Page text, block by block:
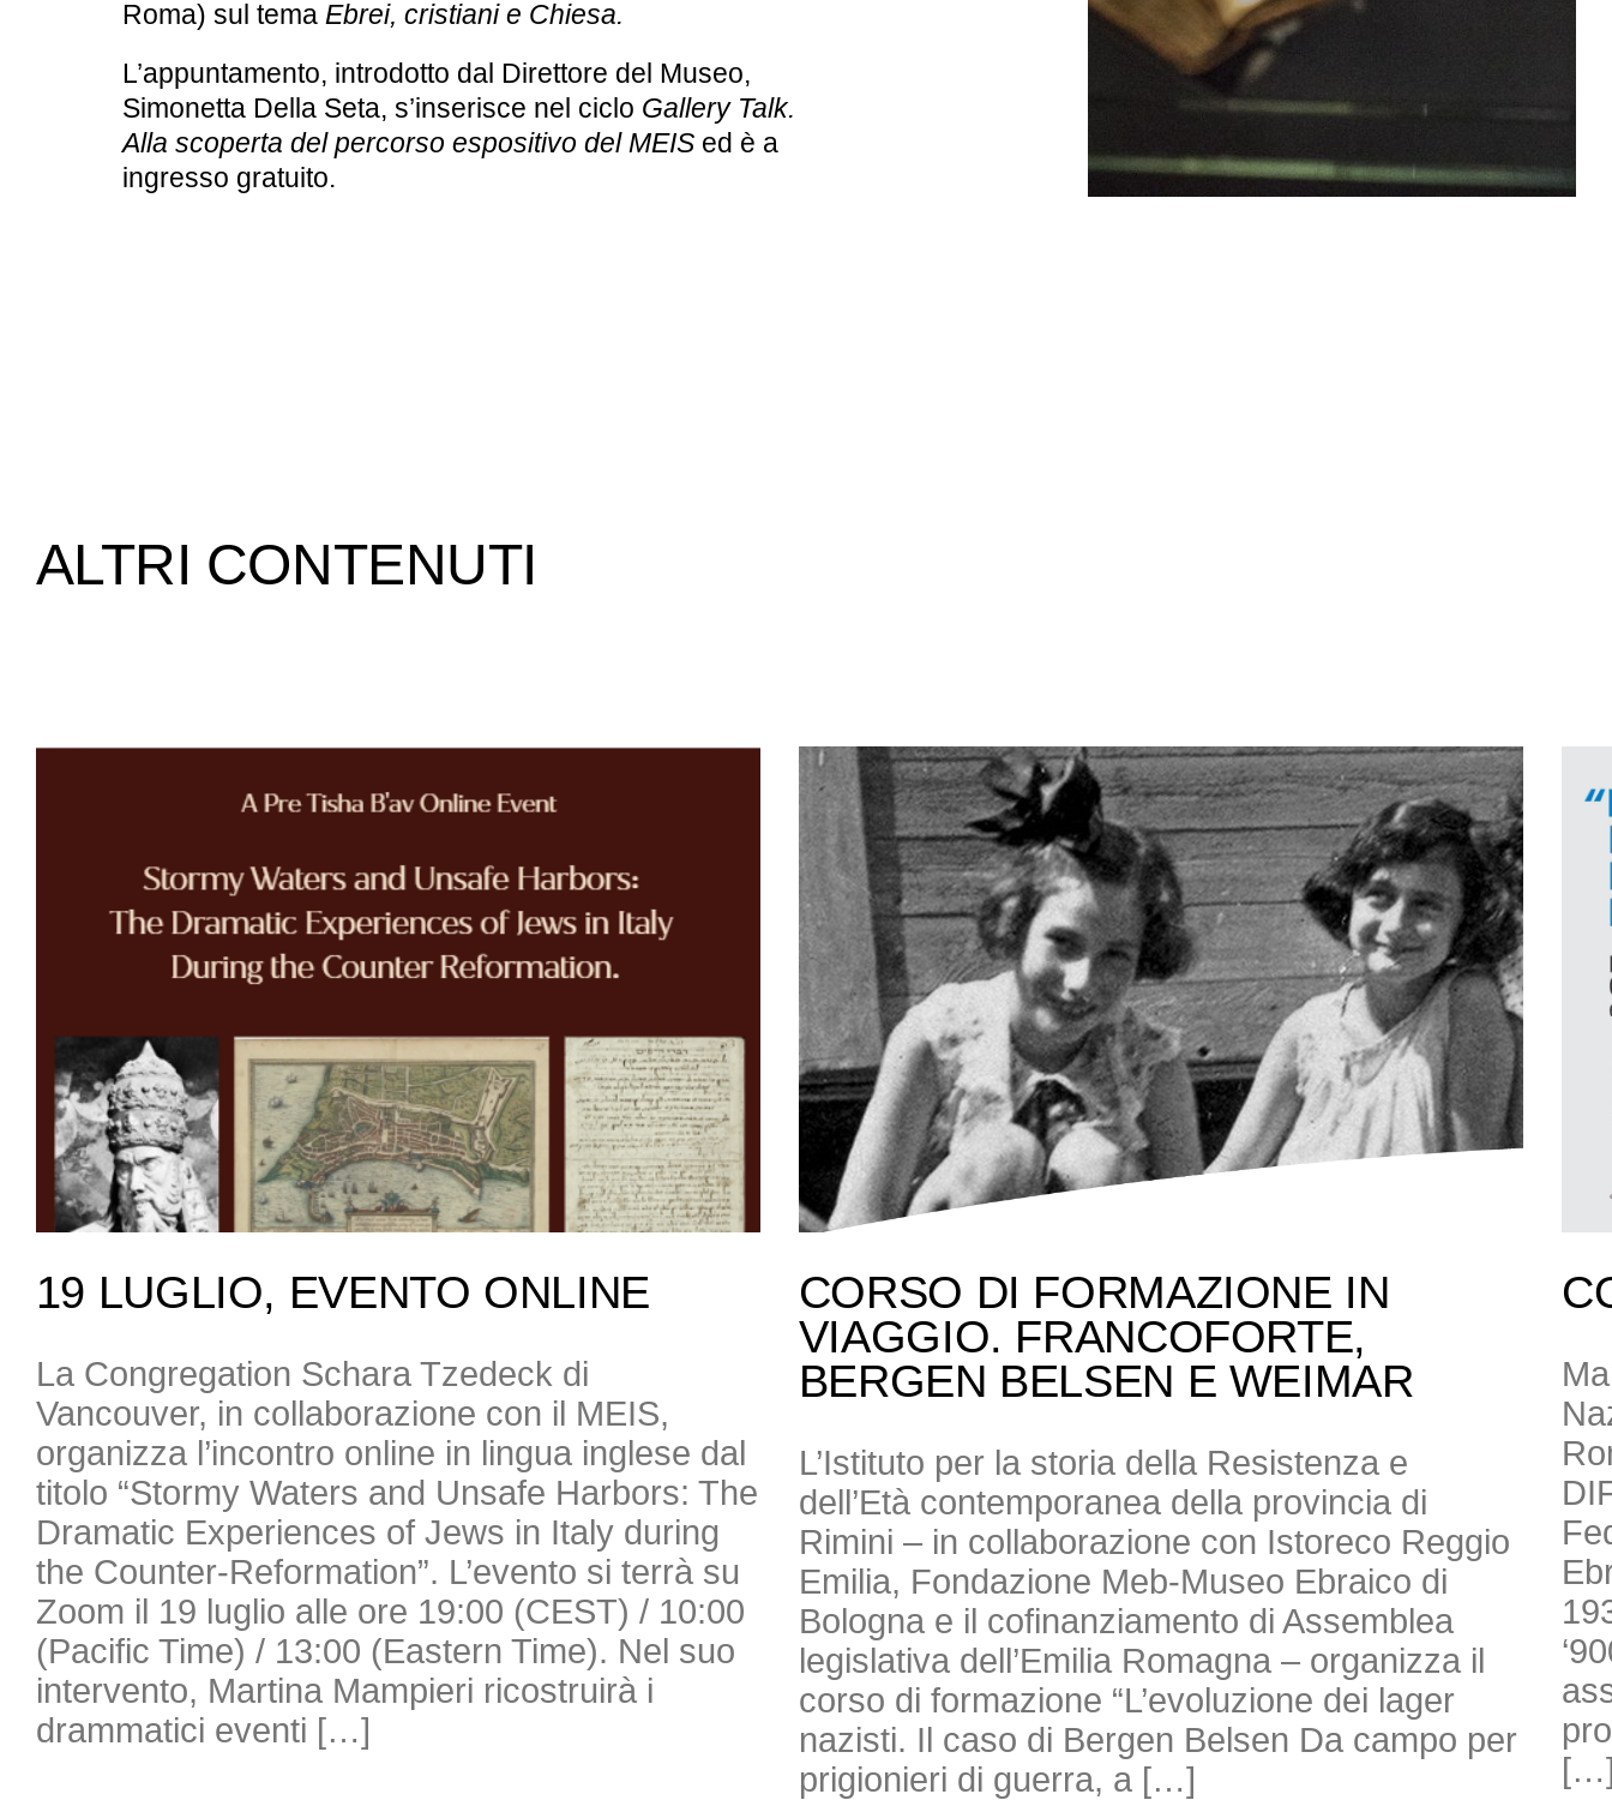
Roma) sul tema Ebrei, cristiani e Chiesa.
L’appuntamento, introdotto dal Direttore del Museo,
Simonetta Della Seta, s’inserisce nel ciclo Gallery Talk.
Alla scoperta del percorso espositivo del MEISed è a
ingresso gratuito.
ALTRI CONTENUTI
19 LUGLIO, EVENTO ONLINE
La Congregation Schara Tzedeck di
Vancouver, in collaborazione con il MEIS,
organizza l’incontro online in lingua inglese dal
titolo “Stormy Waters and Unsafe Harbors: The
Dramatic Experiences of Jews in Italy during
the Counter-Reformation”. L’evento si terrà su
Zoom il 19 luglio alle ore 19:00 (CEST) / 10:00
(Pacific Time) / 13:00 (Eastern Time). Nel suo
intervento, Martina Mampieri ricostruirà i
drammatici eventi […]
CORSO DI FORMAZIONE IN
VIAGGIO. FRANCOFORTE,
BERGEN BELSEN E WEIMAR
L’Istituto per la storia della Resistenza e
dell’Età contemporanea della provincia di
Rimini – in collaborazione con Istoreco Reggio
Emilia, Fondazione Meb-Museo Ebraico di
Bologna e il cofinanziamento di Assemblea
legislativa dell’Emilia Romagna – organizza il
corso di formazione “L’evoluzione dei lager
nazisti. Il caso di Bergen Belsen Da campo per
prigionieri di guerra, a […]